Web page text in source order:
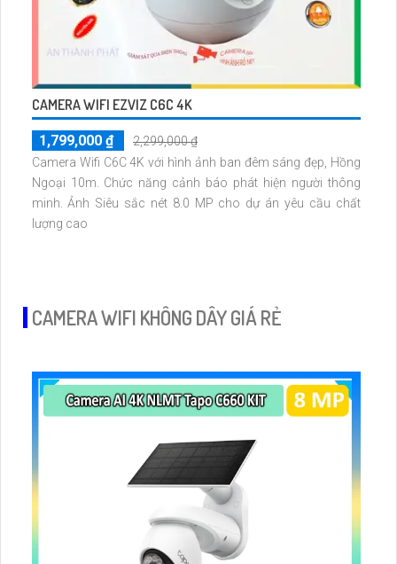
CAMERA WIFI EZVIZ C6C 4K
1,799,000 ₫
2,299,000 ₫
Camera Wifi C6C 4K với hình ảnh ban đêm sáng đẹp, Hồng
Ngoại 10m. Chức năng cảnh báo phát hiện người thông
minh. Ảnh Siêu sắc nét 8.0 MP cho dự án yêu cầu chất
lượng cao
CAMERA WIFI KHÔNG DÂY GIÁ RẺ